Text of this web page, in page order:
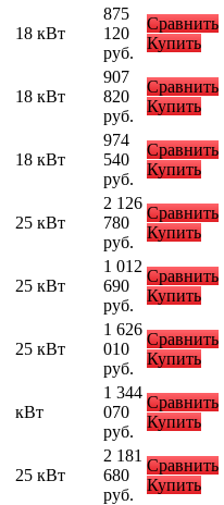
18 кВт
875
120
руб.
Сравнить
Купить
18 кВт
907
820
руб.
Сравнить
Купить
18 кВт
974
540
руб.
Сравнить
Купить
25 кВт
2 126
780
руб.
Сравнить
Купить
25 кВт
1 012
690
руб.
Сравнить
Купить
25 кВт
1 626
010
руб.
Сравнить
Купить
кВт
1 344
070
руб.
Сравнить
Купить
25 кВт
2 181
680
руб.
Сравнить
Купить